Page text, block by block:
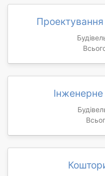
Проектування